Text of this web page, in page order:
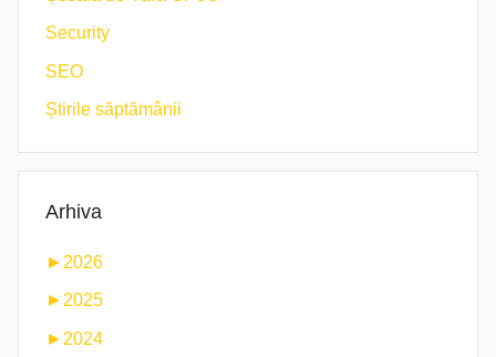
Security
SEO
Știrile săptămânii
Arhiva
► 2026
►2025
► 2024